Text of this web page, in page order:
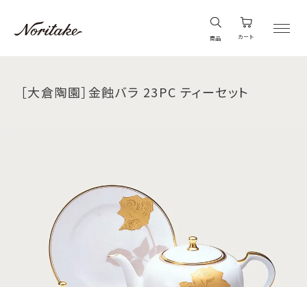
商品 カート
［大倉陶園］金蝕バラ 23PC ティーセット